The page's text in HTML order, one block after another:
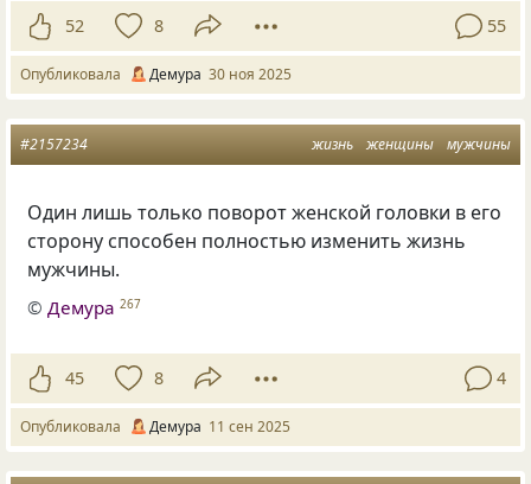
52 8 55
Опубликовала Демура 30 ноя 2025
жизнь женщины мужчины
#2157234
Один лишь только поворот женской головки в его
сторону способен полностью изменить жизнь
мужчины.
©Демура 267
45 8 4
Опубликовала Демура 11 сен 2025